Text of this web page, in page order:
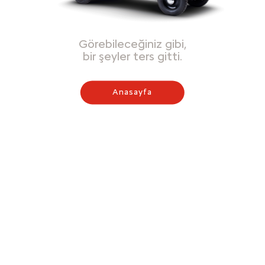
Görebileceğiniz gibi,
bir şeyler ters gitti.
Anasayfa